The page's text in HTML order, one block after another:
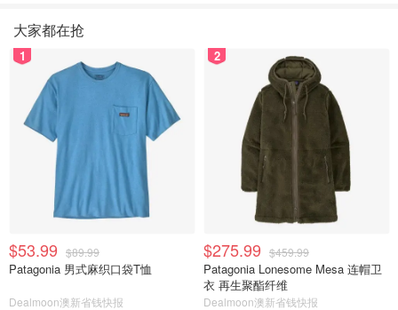
大家都在抢
1
$53.99 $89.99
Patagonia 男式麻织口袋T恤
Dealmoon澳新省钱快报
2
$275.99 $459.99
Patagonia Lonesome Mesa 连帽卫
衣 再生聚酯纤维
Dealmoon澳新省钱快报